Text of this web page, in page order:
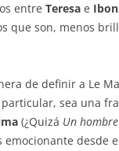
entre Teresa e Ibon
que son, menos
de definir a Le
particular, sea una
(¿Quizá Un
emocionante desde